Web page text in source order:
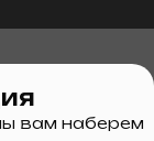
вам наберем